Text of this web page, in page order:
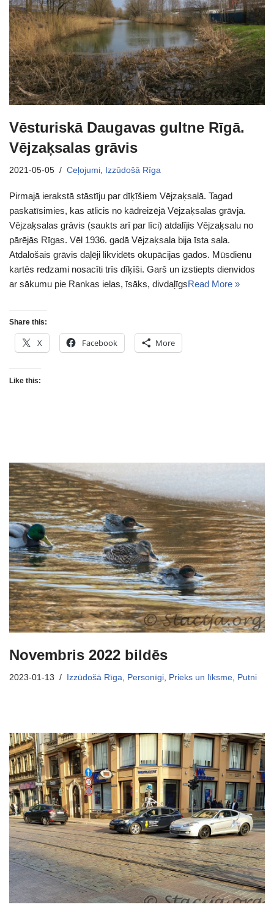
Vēsturiskā Daugavas gultne Rīgā.
Vējzaķsalas grāvis
2021-05-05 Ceļojumi Izzūdošā Rīga
Pirmajā ierakstā stāstīju par dīķīšiem Vējzaķsalā. Tagad
paskatīsimies, kas atlicis no kādreizējā Vējzaķsalas grāvja.
Vējzaķsalas grāvis (saukts arī par līci) atdalījis Vējzaķsalu no
pārējās Rīgas. Vēl 1936. gadā Vējzaķsala bija īsta sala.
Atdalošais grāvis daļēji likvidēts okupācijas gados. Mūsdienu
kartēs redzami nosacīti trīs dīķīši. Garš un izstiepts dienvidos
ar sākumu pie Rankas ielas, īsāks, divdaļīgsRead More »
Share this:
X Facebook More
Like this:
Novembris 2022 bildēs
2023-01-13 Izzūdošā Rīga, Personīgi, Prieks un līksme, Putni